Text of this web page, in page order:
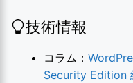
技術情報
コラム：
Security Edition